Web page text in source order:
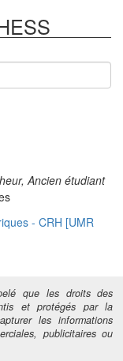
Ancien étudiant
- CRH [UMR
que les droits des
et protégés par la
les informations
publicitaires ou